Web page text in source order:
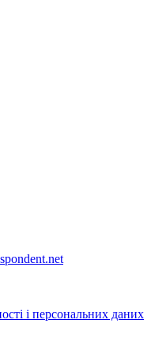
і персональних даних